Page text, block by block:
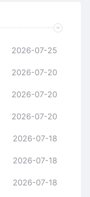
2026-07-25
2026-07-20
2026-07-20
2026-07-20
2026-07-18
2026-07-18
2026-07-18